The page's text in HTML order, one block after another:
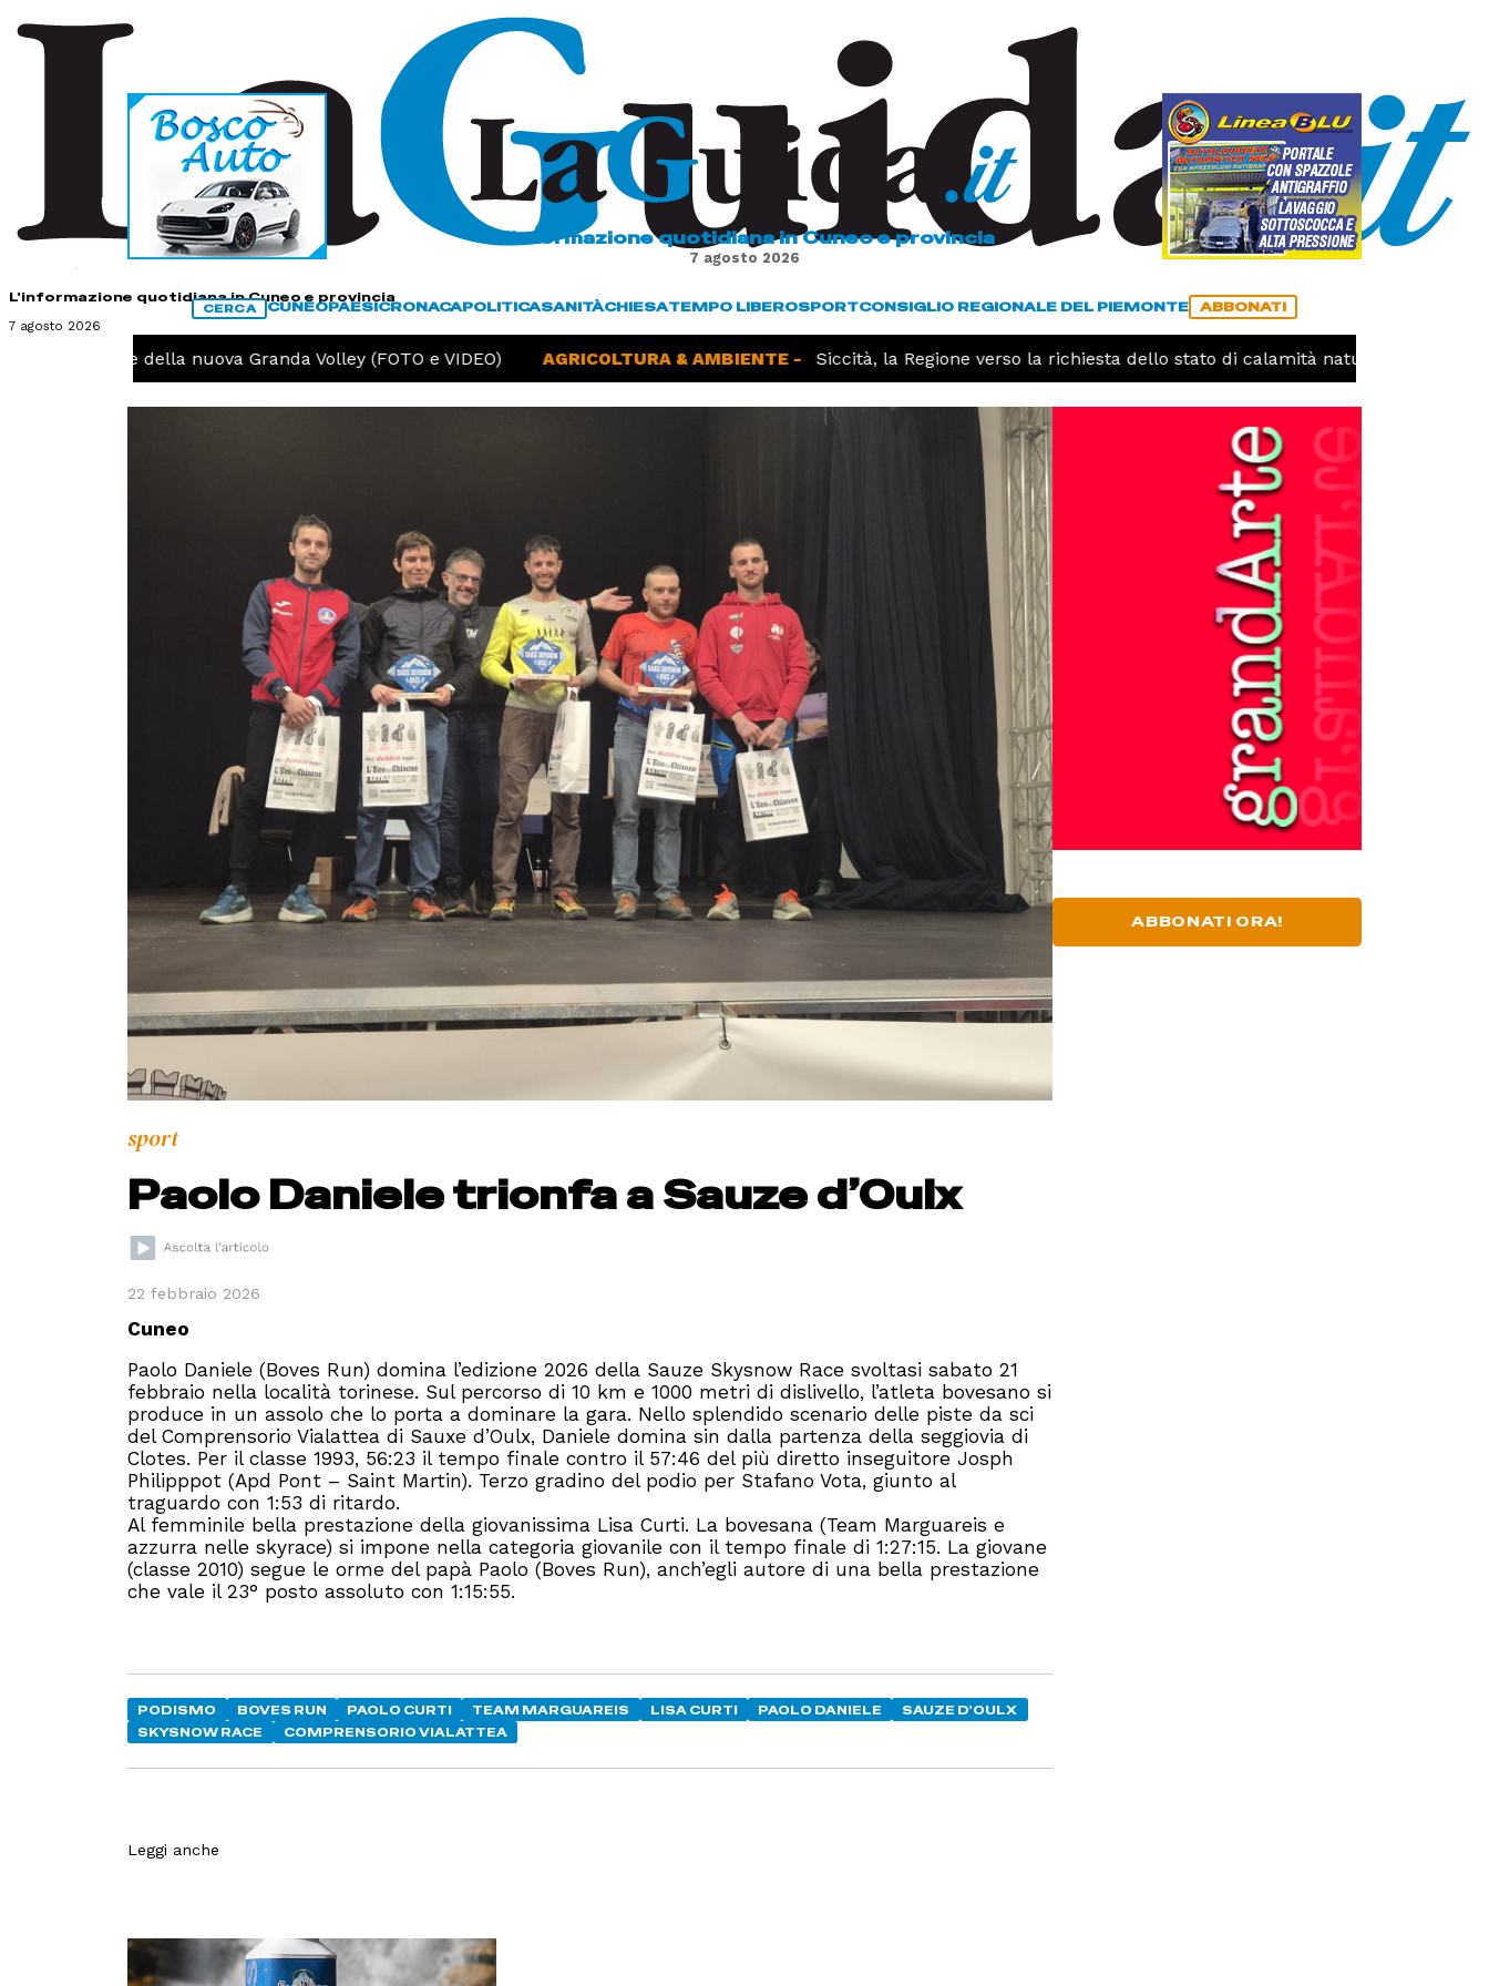
L'informazione quotidiana in Cuneo e provincia
7 agosto 2026
L'informazione quotidiana in Cuneo e provincia
7 agosto 2026
CERCA CUNEOPAESICRONACAPOLITICASANITÀCHIESATEMPO LIBEROSPORTCONSIGLIO REGIONALE DEL PIEMONTE ABBONATI
della nuova Granda Volley (FOTO e VIDEO) AGRICOLTURA & AMBIENTE - Siccità, la Regione verso la richiesta dello stato di calamità naturale
sport
Paolo Daniele trionfa a Sauze d’Oulx
22 febbraio 2026
Cuneo
Paolo Daniele (Boves Run) domina l’edizione 2026 della Sauze Skysnow Race svoltasi sabato 21
febbraio nella località torinese. Sul percorso di 10 km e 1000 metri di dislivello, l’atleta bovesano si
produce in un assolo che lo porta a dominare la gara. Nello splendido scenario delle piste da sci
del Comprensorio Vialattea di Sauxe d’Oulx, Daniele domina sin dalla partenza della seggiovia di
Clotes. Per il classe 1993, 56:23 il tempo finale contro il 57:46 del più diretto inseguitore Josph
Philipppot (Apd Pont – Saint Martin). Terzo gradino del podio per Stafano Vota, giunto al
traguardo con 1:53 di ritardo.
Al femminile bella prestazione della giovanissima Lisa Curti. La bovesana (Team Marguareis e
azzurra nelle skyrace) si impone nella categoria giovanile con il tempo finale di 1:27:15. La giovane
(classe 2010) segue le orme del papà Paolo (Boves Run), anch’egli autore di una bella prestazione
che vale il 23° posto assoluto con 1:15:55.
PODISMO BOVES RUN PAOLO CURTI TEAM MARGUAREIS LISA CURTI PAOLO DANIELE
SAUZE D'OULX
SKYSNOW RACE
COMPRENSORIO VIALATTEA
ABBONATI ORA!
Leggi anche